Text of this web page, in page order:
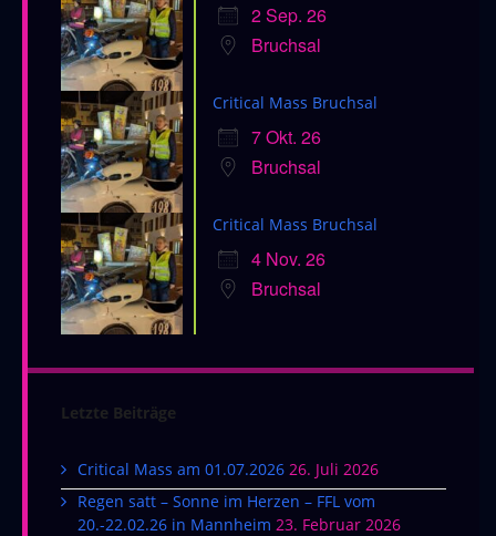
2 Sep. 26
Bruchsal
Critical Mass Bruchsal
7 Okt. 26
Bruchsal
Critical Mass Bruchsal
4 Nov. 26
Bruchsal
Letzte Beiträge
Critical Mass am 01.07.2026 26. Juli 2026
Regen satt – Sonne im Herzen – FFL vom
20.-22.02.26 in Mannheim 23. Februar 2026